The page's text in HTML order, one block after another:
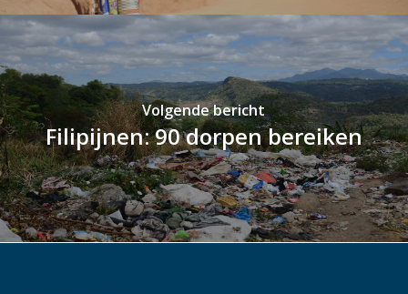
Volgende bericht
Filipijnen: 90 dorpen bereiken